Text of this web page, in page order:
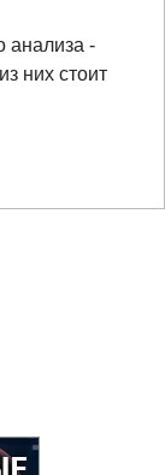
анализа -
них стоит